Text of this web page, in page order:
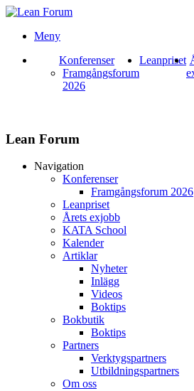
Meny
Konferenser
Framgångsforum
2026
Leanpriset
Lean Forum
Navigation
Konferenser
Framgångsforum 2026
Leanpriset
Årets exjobb
KATA School
Kalender
Artiklar
Nyheter
Inlägg
Videos
Boktips
Bokbutik
Boktips
Partners
Verktygspartners
Utbildningspartners
Om oss